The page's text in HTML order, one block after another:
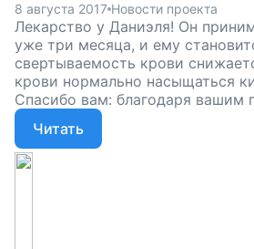
8 августа 2017 Новости проекта
Лекарство у Даниэля! Он
уже три месяца, и ему
свертываемость крови
крови нормально насыщаться
Спасибо вам: благодаря вашим
фонд может продолжать
мальчикам и девочкам с
Помогите нашим подопечным
вернуться домой, в детство,
Читать